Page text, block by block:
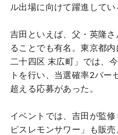
ル出場に向けて躍進してい
吉田といえば、父・英隆
ることでも有名。東京都
二十四区 末広町」では、
トを行い、当選確率2パ
超える応募があった。
イベントでは、吉田が監
ピスレモンサワー」も販